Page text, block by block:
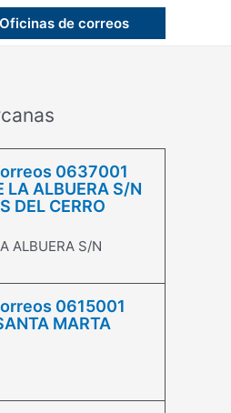
Oficinas de correos
0637001
LA ALBUERA S/N
DEL CERRO
ALBUERA S/N
0615001
MARTA